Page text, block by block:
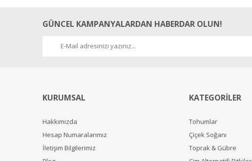
GÜNCEL KAMPANYALARDAN HABERDAR OLUN!
KURUMSAL
Hakkımızda
Hesap Numaralarımız
İletişim Bilgilerimiz
KATEGORİLER
Tohumlar
Çiçek Soğanı
Toprak & Gübre